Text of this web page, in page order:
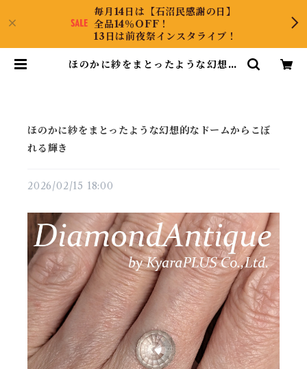
毎月14日は【石沼民感謝の日】
全品14％OFF！
13日は前夜祭インスタライブ！
ほのかに紗をまとったような幻想的
ほのかに紗をまとったような幻想的なドームからこぼ
れる輝き
2026/02/15 18:00